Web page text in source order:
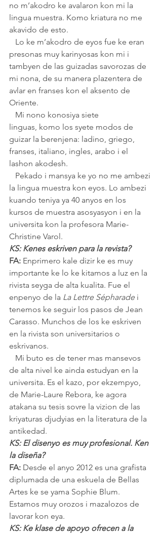
no m’akodro ke avalaron kon mi la
lingua muestra. Komo kriatura no me
akavido de esto.
presonas muy karinyosas kon mi i
tambyen de las guizadas savorozas de
mi nona, de su manera plazentera de
avlar en franses kon el aksento de
Oriente.
linguas, komo los syete modos de
guizar la berenjena: ladino, griego,
franses, italiano, ingles, arabo i el
lashon akodesh.
la lingua muestra kon eyos. Lo ambezi
kuando teniya ya 40 anyos en los
kursos de muestra asosyasyon i en la
universita kon la profesora Marie-
Christine Varol.
KS: Kenes eskriven para la revista?
FA: Enprimero kale dizir ke es muy
importante ke lo ke kitamos a luz en la
rivista seyga de alta kualita. Fue el
enpenyo de la La Lettre Sépharade i
tenemos ke seguir los pasos de Jean
Carasso. Munchos de los ke eskriven
en la rivista son universitarios o
eskrivanos.
de alta nivel ke ainda estudyan en la
universita. Es el kazo, por ekzempyo,
de Marie-Laure Rebora, ke agora
atakana su tesis sovre la vizion de las
kriyaturas djudyias en la literatura de la
antikedad.
KS: El disenyo es muy profesional. Ken
la diseña?
FA: Desde el anyo 2012 es una grafista
diplumada de una eskuela de Bellas
Artes ke se yama Sophie Blum.
Estamos muy orozos i mazalozos de
lavorar kon eya.
KS: Ke klase de apoyo ofrecen a la